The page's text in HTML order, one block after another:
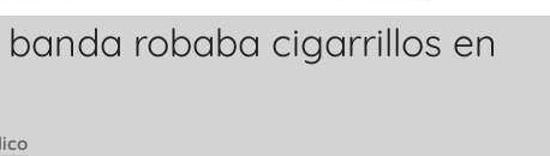
banda robaba cigarrillos en